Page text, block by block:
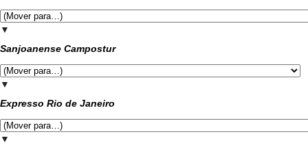
▼
Sanjoanense Campostur
▼
Expresso Rio de Janeiro
▼